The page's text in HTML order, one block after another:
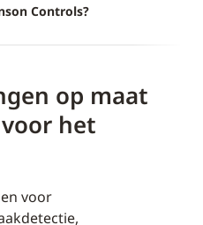
Controls?
op maat
het
voor